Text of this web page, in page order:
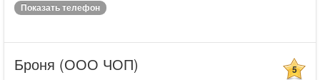
Показать телефон
Броня (ООО ЧОП) 5